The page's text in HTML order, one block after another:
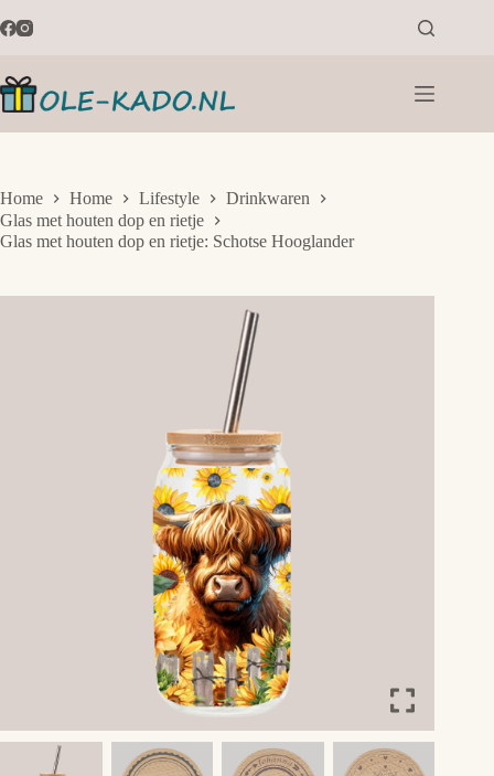
naar
Home Home Lifestyle
Drinkwaren
Glas met houten dop en rietje
Glas met houten dop en rietje: Schotse Hooglander